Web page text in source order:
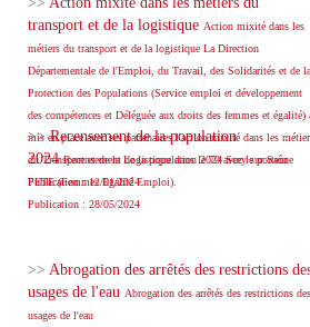
transport et de la logistique Action mixité dans les
métiers du transport et de la logistique La Direction
Départementale de l'Emploi, du Travail, des Solidarités et de la
Protection des Populations (Service emploi et développement
des compétences et Déléguée aux droits des femmes et égalité)
mis en place avec ses partenaires l'action mixité dans les
du Transport et de la Logistique dans le 70 avec le porteur
FETE (Femmes Egalité Emploi).
Publication : 28/05/2024
>>Recensement de la population
2024Recensement de la population 2024 Scey sur Saône
Publication : 12/01/2024
>> Abrogation des arrêtés des restrictions
usages de l'eau Abrogation des arrêtés des restrictions des
usages de l'eau